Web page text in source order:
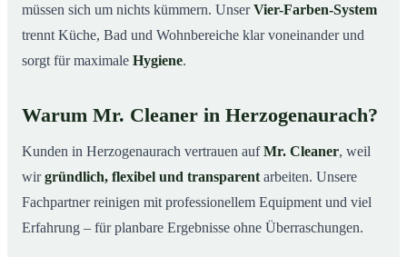
müssen sich um nichts kümmern. UnserVier-Farben-System
trennt Küche, Bad und Wohnbereiche klar voneinander und
sorgt für maximale Hygiene.
Warum Mr. Cleaner in Herzogenaurach?
Kunden in Herzogenaurach vertrauen aufMr. Cleaner, weil
wirgründlich, flexibel und transparent arbeiten. Unsere
Fachpartner reinigen mit professionellem Equipment und viel
Erfahrung – für planbare Ergebnisse ohne Überraschungen.